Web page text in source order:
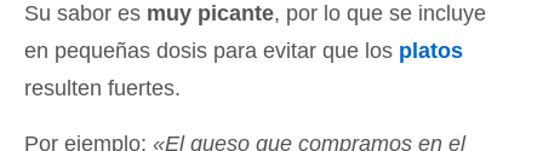
Su sabor es muy picante, por lo que se incluye
en pequeñas dosis para evitar que los platos
resulten fuertes.
Por ejemplo: «El queso que compramos en el